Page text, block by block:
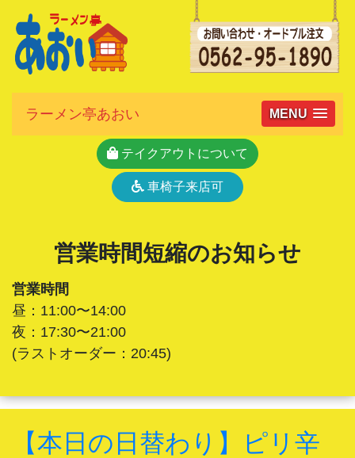
ラーメン亭あおい MENU
テイクアウトについて
車椅子来店可
営業時間短縮のお知らせ
営業時間
昼：11:00〜14:00
夜：17:30〜21:00
(ラストオーダー：20:45)
【本日の日替わり】ピリ辛